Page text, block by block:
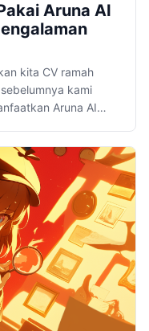
Aruna AI
kita CV ramah
kami
Aruna AI